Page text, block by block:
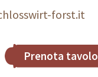
forst.it
Prenota tavolo